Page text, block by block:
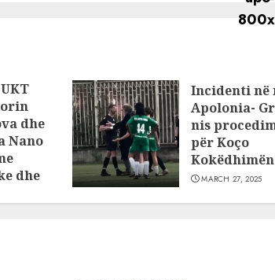
dhe
Nano
dhe
Incidenti në
Apolonia-
nis
për Koço
Kokëdhimën
MARCH 27, 2025